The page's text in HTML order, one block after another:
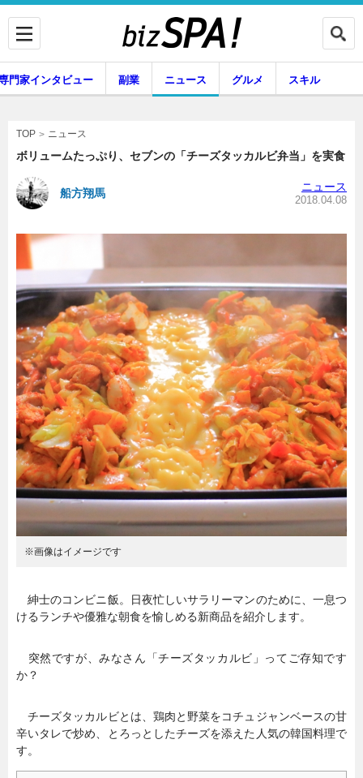
企業インタビュー 専門家インタビュー
ニュース
グルメ スキル
暮らし エンタメ
連載一覧
門家インタビュー 副業 ニュース グルメ スキル
TOP ニュース
ボリュームたっぷり、セブンの「チーズタッカルビ弁当」を実食
船方翔馬 ニュース
2018.04.08
※画像はイメージです
紳士のコンビニ飯。日夜忙しいサラリーマンのために、一息つ
けるランチや優雅な朝食を愉しめる新商品を紹介します。
突然ですが、みなさん「チーズタッカルビ」ってご存知です
か？
チーズタッカルビとは、鶏肉と野菜をコチュジャンベースの甘
辛いタレで炒め、とろっとしたチーズを添えた人気の韓国料理で
す。